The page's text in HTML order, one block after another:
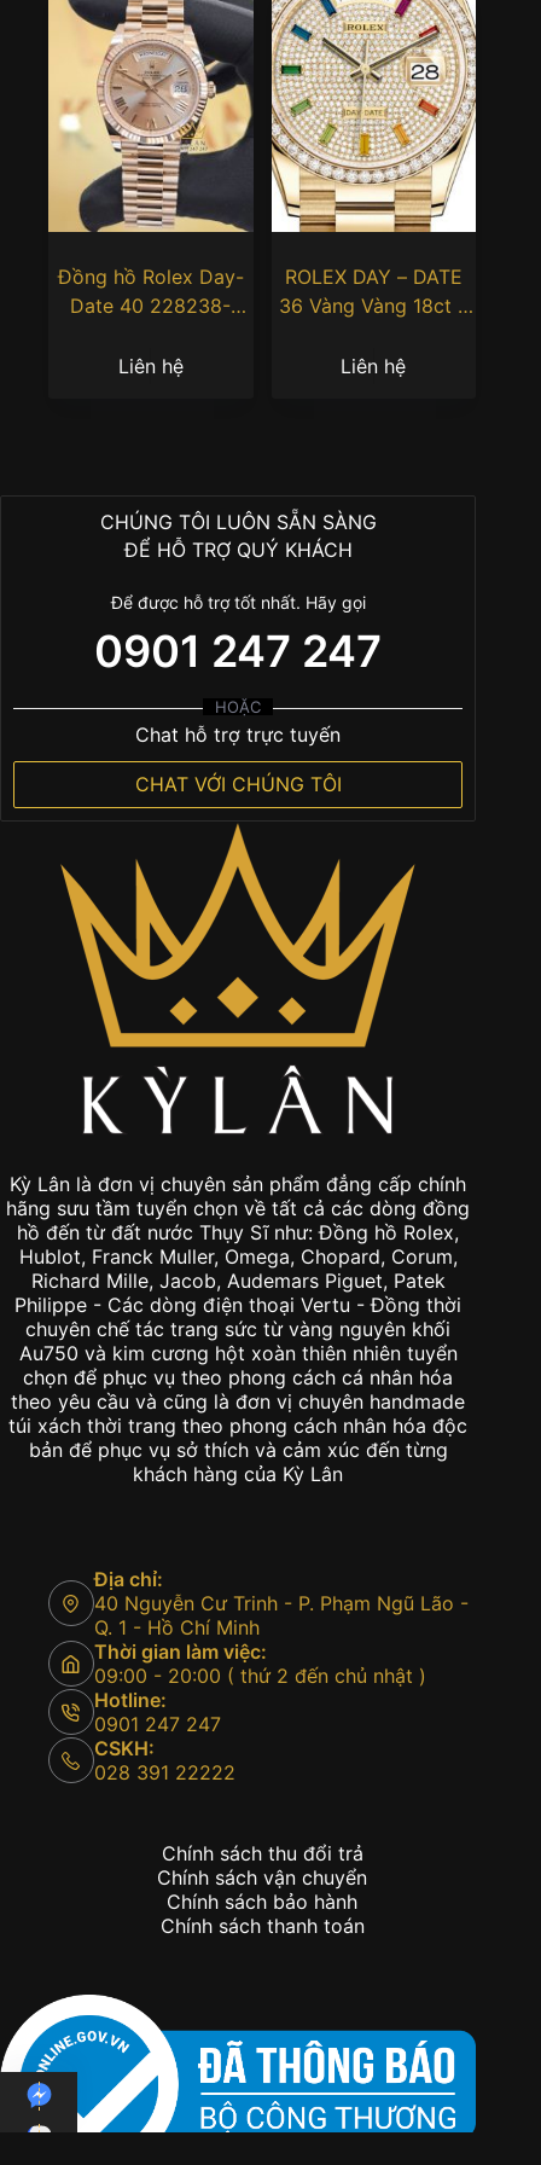
Đồng hồ Rolex Day-
Date 40 228238-
mặt Champagne
Liên hệ
ROLEX DAY – DATE
36 Vàng Vàng 18ct –
Liên hệ
CHÚNG TÔI LUÔN SẴN SÀNG
ĐỂ HỖ TRỢ QUÝ KHÁCH
Để được hỗ trợ tốt nhất. Hãy gọi
0901 247 247
HOẶC
Chat hỗ trợ trực tuyến
CHAT VỚI CHÚNG TÔI
Kỳ Lân là đơn vị chuyên sản phẩm đẳng cấp chính
hãng sưu tầm tuyển chọn về tất cả các dòng đồng
hồ đến từ đất nước Thụy Sĩ như: Đồng hồ Rolex,
Hublot, Franck Muller, Omega, Chopard, Corum,
Richard Mille, Jacob, Audemars Piguet, Patek
chọn để phục vụ theo phong cách cá nhân hóa
theo yêu cầu và cũng là đơn vị chuyên handmade
túi xách thời trang theo phong cách nhân hóa độc
bản để phục vụ sở thích và cảm xúc đến từng
khách hàng của Kỳ Lân
Địa chỉ:
Thời gian làm việc:
09:00 - 20:00 ( thứ 2 đến chủ nhật )
Hotline:
0901 247 247
Chính sách thu đổi trả
Chính sách vận chuyển
Chính sách bảo hành
Chính sách thanh toán